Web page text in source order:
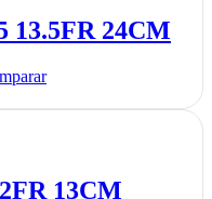
24CM
13CM